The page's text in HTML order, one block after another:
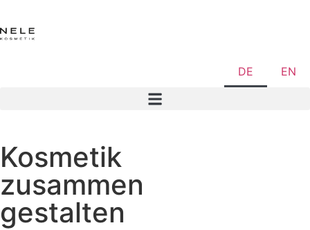
DE EN
Kosmetik
zusammen
gestalten